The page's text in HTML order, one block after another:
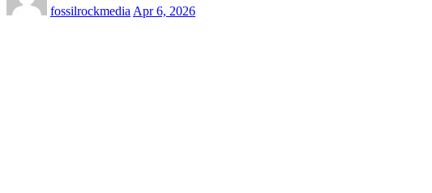
fossilrockmedia Apr 6, 2026